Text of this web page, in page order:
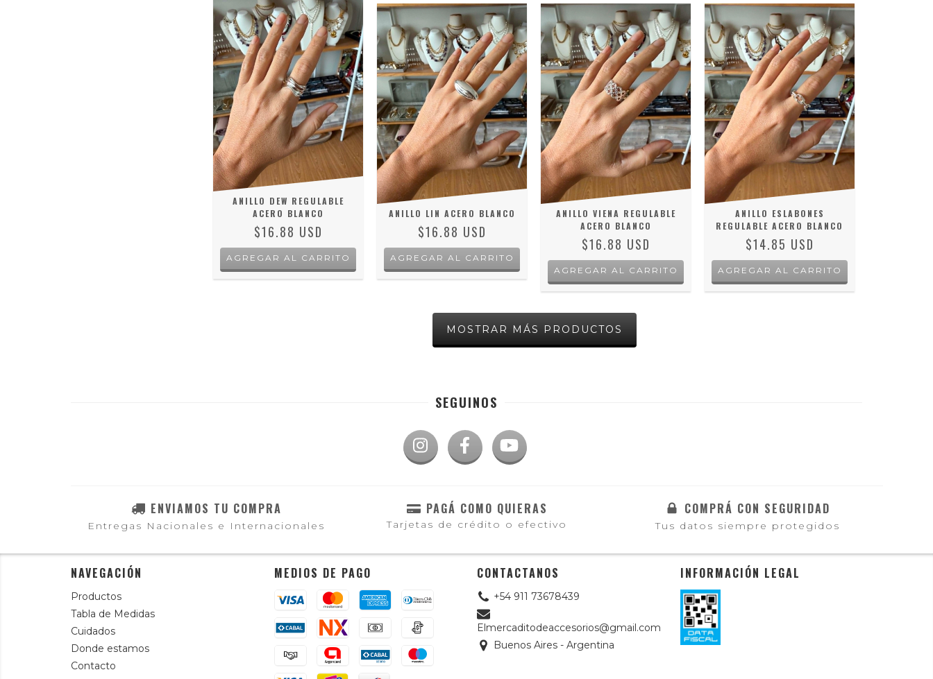
ANILLO DEW REGULABLE
ACERO BLANCO
$16.88 USD
ANILLO LIN ACERO BLANCO
$16.88 USD
AGREGAR AL CARRITO
ANILLO VIENA REGULABLE
ACERO BLANCO
$16.88 USD
ANILLO ESLABONES
REGULABLE ACERO BLANCO
$14.85 USD
MOSTRAR MÁS PRODUCTOS
SEGUINOS
ENVIAMOS TU COMPRA
Entregas Nacionales e Internacionales
PAGÁ COMO QUIERAS
Tarjetas de crédito o efectivo
COMPRÁ CON SEGURIDAD
Tus datos siempre protegidos
NAVEGACIÓN
Productos
Tabla de Medidas
Cuidados
Donde estamos
Contacto
MEDIOS DE PAGO CONTACTANOS
+54 911 73678439
Elmercaditodeaccesorios@gmail.com
Buenos Aires - Argentina
INFORMACIÓN LEGAL